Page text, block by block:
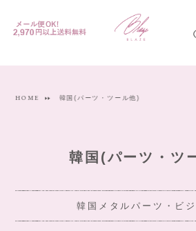
HOME 韓国(パーツ・ツール他)
韓国(パーツ・ツ
韓国メタルパーツ・ビ